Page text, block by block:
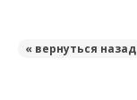
« вернуться назад